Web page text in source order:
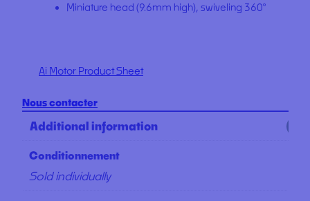
Miniature head (9.6mm high), swiveling 360°
Ai Motor Product Sheet
Nous contacter
Additional information
Conditionnement
Sold individually